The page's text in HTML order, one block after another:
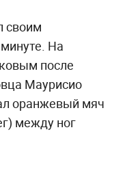
своим
На
после
Маурисио
оранжевый мяч
между ног